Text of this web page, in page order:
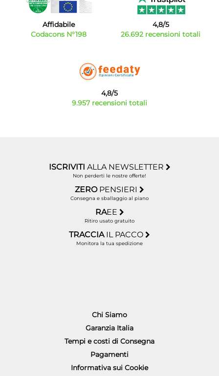
Affidabile
Codacons N°198
4,8/5
26.692 recensioni totali
4,8/5
9.957 recensioni totali
ISCRIVITI ALLA NEWSLETTER
Non perderti le nostre offerte!
ZERO PENSIERI
Consegna e sballaggio al piano
RAEE
Ritiro usato gratuito
TRACCIA IL PACCO
Monitora la tua spedizione
Chi Siamo
Garanzia Italia
Tempi e costi di Consegna
Pagamenti
Informativa sui Cookie